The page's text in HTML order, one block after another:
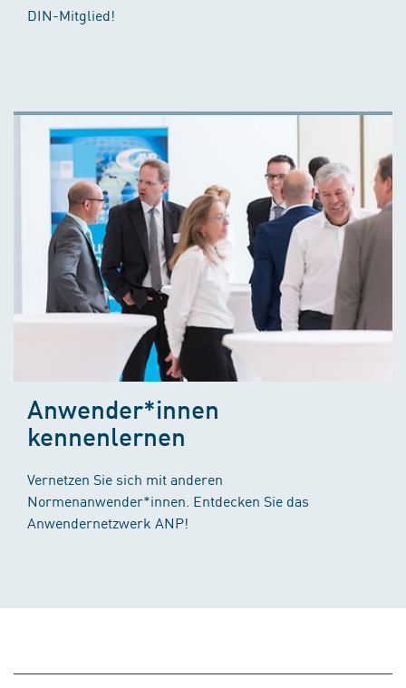
DIN-Mitglied!
Anwender*innen
kennenlernen
Vernetzen Sie sich mit anderen
Normenanwender*innen. Entdecken Sie das
Anwendernetzwerk ANP!